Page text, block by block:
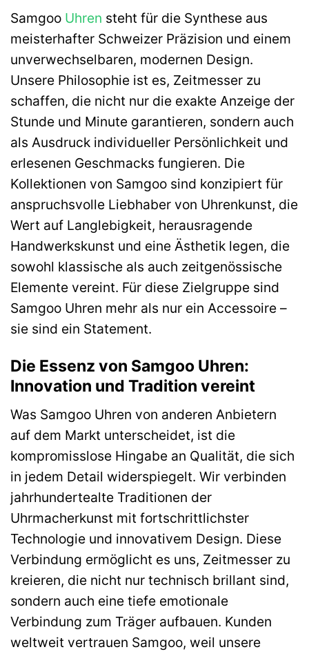
Samgoo Uhren steht für die Synthese aus
meisterhafter Schweizer Präzision und einem
unverwechselbaren, modernen Design.
Unsere Philosophie ist es, Zeitmesser zu
schaffen, die nicht nur die exakte Anzeige der
Stunde und Minute garantieren, sondern auch
als Ausdruck individueller Persönlichkeit und
erlesenen Geschmacks fungieren. Die
Kollektionen von Samgoo sind konzipiert für
anspruchsvolle Liebhaber von Uhrenkunst, die
Wert auf Langlebigkeit, herausragende
Handwerkskunst und eine Ästhetik legen, die
sowohl klassische als auch zeitgenössische
Elemente vereint. Für diese Zielgruppe sind
Samgoo Uhren mehr als nur ein Accessoire –
sie sind ein Statement.
Die Essenz von Samgoo Uhren:
Innovation und Tradition vereint
Was Samgoo Uhren von anderen Anbietern
auf dem Markt unterscheidet, ist die
kompromisslose Hingabe an Qualität, die sich
in jedem Detail widerspiegelt. Wir verbinden
jahrhundertealte Traditionen der
Uhrmacherkunst mit fortschrittlichster
Technologie und innovativem Design. Diese
Verbindung ermöglicht es uns, Zeitmesser zu
kreieren, die nicht nur technisch brillant sind,
sondern auch eine tiefe emotionale
Verbindung zum Träger aufbauen. Kunden
weltweit vertrauen Samgoo, weil unsere